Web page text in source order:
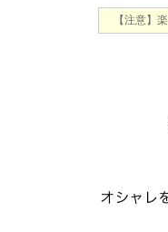
【注意】